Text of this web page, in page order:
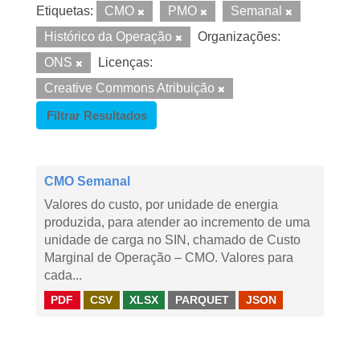
Etiquetas: CMO PMO
Semanal
Histórico da Operação
Organizações:
ONS
Licenças:
Creative Commons Atribuição
Filtrar Resultados
CMO Semanal
Valores do custo, por unidade de energia
produzida, para atender ao incremento de uma
unidade de carga no SIN, chamado de Custo
Marginal de Operação – CMO. Valores para
cada...
PDF CSV XLSX PARQUET JSON